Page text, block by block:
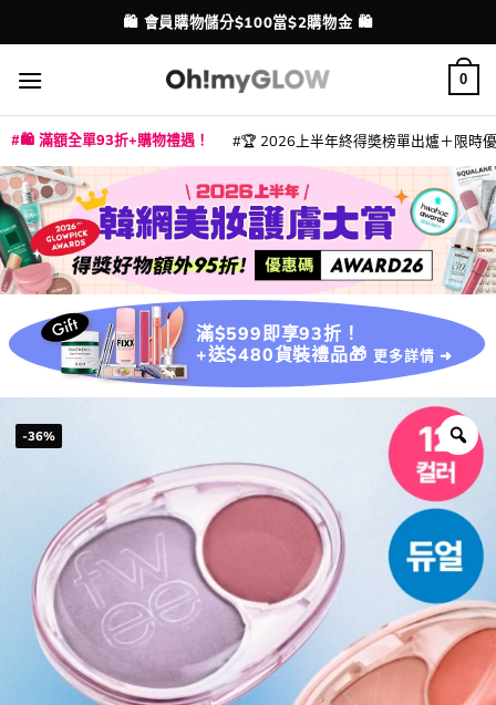
to
content
配送港澳
💳 支援消費券、FPS、八達通、PAYME、信用卡付款
⭐ 精選產品9折！【EXTRA10】
0
🛍️ 滿額全單93折+購物禮遇！ 🏆 2026上半年終得奬榜單出爐＋限時
滿$599即享93折！
+送$480貨裝禮品🎁 更多詳情 ➜
-36%